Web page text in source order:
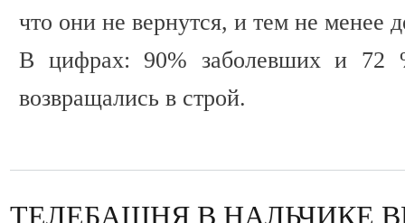
что они не вернутся, и тем не менее
В цифрах: 90% заболевших и 72
возвращались в строй.
ТЕЛЕБАШНЯ В НАЛЬЧИКЕ